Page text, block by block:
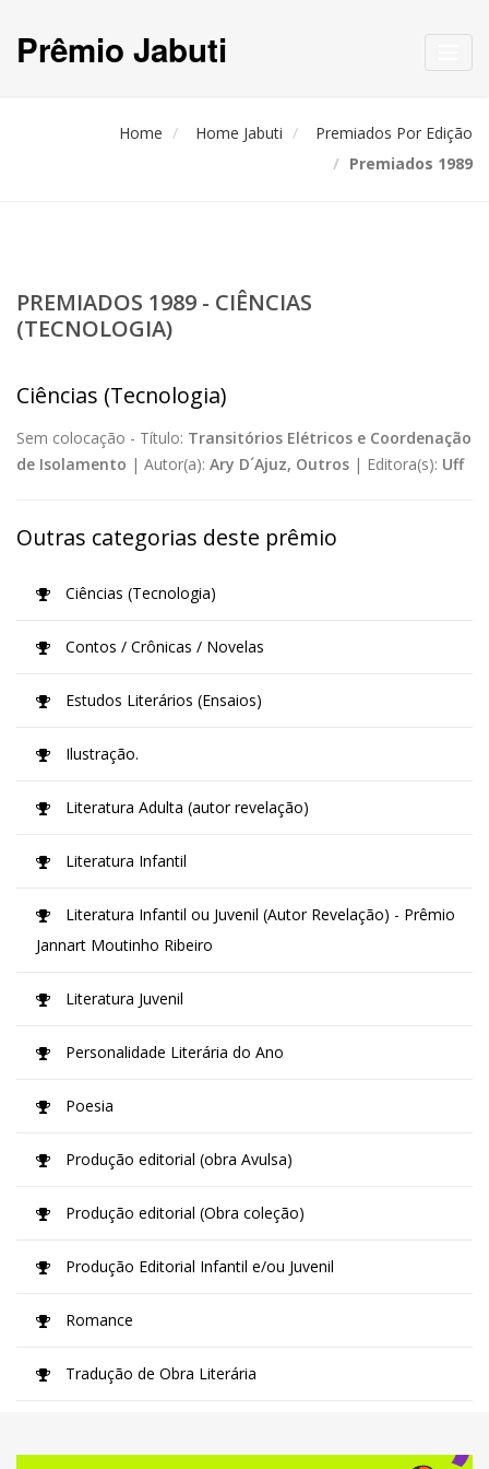
Prêmio Jabuti
Home Home Jabuti
Premiados Por Edição
Premiados 1989
PREMIADOS 1989 - CIÊNCIAS
(TECNOLOGIA)
Ciências (Tecnologia)
Sem colocação - Título: Transitórios Elétricos e Coordenação
de Isolamento | Autor(a): Ary D´Ajuz, Outros | Editora(s): Uff
Outras categorias deste prêmio
Ciências (Tecnologia)
Contos / Crônicas / Novelas
Estudos Literários (Ensaios)
Ilustração.
Literatura Adulta (autor revelação)
Literatura Infantil
Literatura Infantil ou Juvenil (Autor Revelação) - Prêmio
Jannart Moutinho Ribeiro
Literatura Juvenil
Personalidade Literária do Ano
Poesia
Produção editorial (obra Avulsa)
Produção editorial (Obra coleção)
Produção Editorial Infantil e/ou Juvenil
Romance
Tradução de Obra Literária